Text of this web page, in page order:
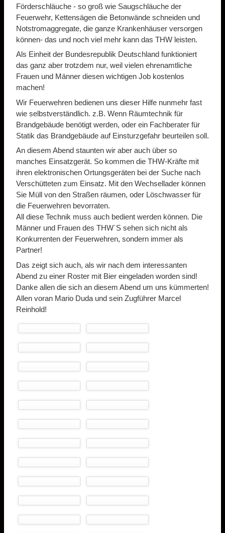
Förderschläuche - so groß wie Saugschläuche der
Feuerwehr, Kettensägen die Betonwände schneiden und
Notstromaggregate, die ganze Krankenhäuser versorgen
können- das und noch viel mehr kann das THW leisten.
Als Einheit der Bundesrepublik Deutschland funktioniert
das ganz aber trotzdem nur, weil vielen ehrenamtliche
Frauen und Männer diesen wichtigen Job kostenlos
machen!
Wir Feuerwehren bedienen uns dieser Hilfe nunmehr fast
wie selbstverständlich. z.B. Wenn Räumtechnik für
Brandgebäude benötigt werden, oder ein Fachberater für
Statik das Brandgebäude auf Einsturzgefahr beurteilen soll.
An diesem Abend staunten wir aber auch über so
manches Einsatzgerät. So kommen die THW-Kräfte mit
ihren elektronischen Ortungsgeräten bei der Suche nach
Verschütteten zum Einsatz. Mit den Wechsellader können
Sie Müll von den Straßen räumen, oder Löschwasser für
die Feuerwehren bevorraten.
All diese Technik muss auch bedient werden können. Die
Männer und Frauen des THW`S sehen sich nicht als
Konkurrenten der Feuerwehren, sondern immer als
Partner!
Das zeigt sich auch, als wir nach dem interessanten
Abend zu einer Roster mit Bier eingeladen worden sind!
Danke allen die sich an diesem Abend um uns kümmerten!
Allen voran Mario Duda und sein Zugführer Marcel
Reinhold!